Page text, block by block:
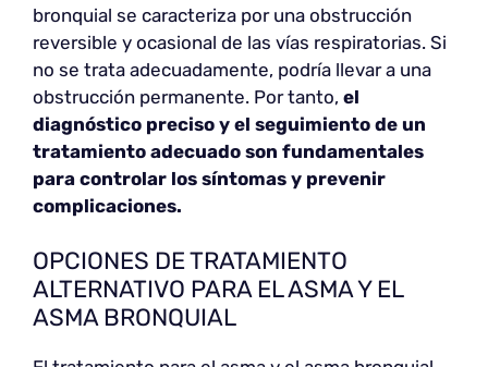
bronquial se caracteriza por una obstrucción
reversible y ocasional de las vías respiratorias. Si
no se trata adecuadamente, podría llevar a una
obstrucción permanente. Por tanto, el
diagnóstico preciso y el seguimiento de un
tratamiento adecuado son fundamentales
para controlar los síntomas y prevenir
complicaciones.
OPCIONES DE TRATAMIENTO
ALTERNATIVO PARA EL ASMA Y EL
ASMA BRONQUIAL